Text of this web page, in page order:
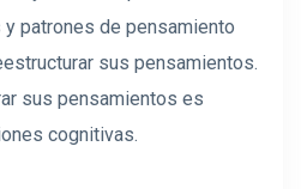
patrones de pensamiento
sus pensamientos.
sus pensamientos es
cognitivas.